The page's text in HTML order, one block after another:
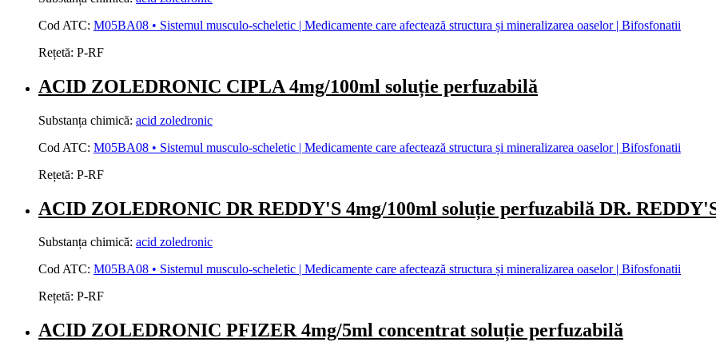
Cod ATC: M05BA08 • Sistemul musculo-scheletic | Medicamente care afectează structura și mineralizarea oaselor | Bifosfonatii
Rețetă: P-RF
ACID ZOLEDRONIC CIPLA 4mg/100ml soluție perfuzabilă
Substanța chimică: acid zoledronic
Cod ATC: M05BA08 • Sistemul musculo-scheletic | Medicamente care afectează structura și mineralizarea oaselor | Bifosfonatii
Rețetă: P-RF
ACID ZOLEDRONIC DR REDDY'S 4mg/100ml soluție perfuzabilă DR.
Substanța chimică: acid zoledronic
Cod ATC: M05BA08 • Sistemul musculo-scheletic | Medicamente care afectează structura și mineralizarea oaselor | Bifosfonatii
Rețetă: P-RF
ACID ZOLEDRONIC PFIZER 4mg/5ml concentrat soluție perfuzabilă